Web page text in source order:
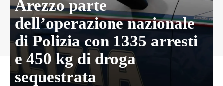
Arezzo parte
dell’operazione nazionale
di Polizia con 1335 arresti
e 450 kg di droga
sequestrata